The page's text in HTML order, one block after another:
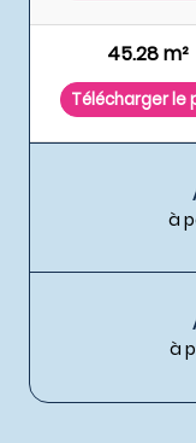
45.28 m²
Télécharger le
à
à